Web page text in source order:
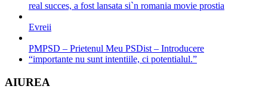
real succes, a fost lansata si`n romania movie prostia
Evreii
PMPSD – Prietenul Meu PSDist – Introducere
“importante nu sunt intentiile, ci potentialul.”
AIUREA